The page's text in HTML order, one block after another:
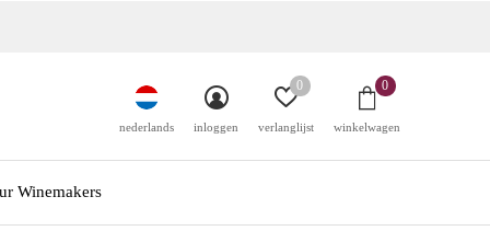
Winemakers
nederlands inloggen verlanglijst
0
winkelwagen
0